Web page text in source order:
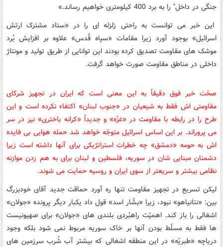
جنگی در داخل" را به برد 400 کیلومتری خواهیم رساند.»
این خبر می توانست به راحتی زلزله ای را در «ستاد مشترک ارتش
اسرائیل» بوجود آورد زیرا مقامات «سپاه قُدس» علاوه بر افزایش بُرد
موشک های مقاومت تصدیق کرده بودند این توانایی از طریق تولید و مونتاژ
داخلی در مناطق مقاومت صورت خواهد گرفت.
صحّت خبر فوق دقیقاً به این معنی است که ایران در تجهیز شرکای
مقاومتی اش فقط به شیعیان در «جنوب لبنان» اکتفاء نکرده است و این
طرح را در رابطه با مقاومت در «غزّه» و جدیداً «کرانه باختری» نیز در سر
می پروراند. بر این اساس اسرائیل متوجّه خواهد شد حمله هوایی بی فایده
اش به حومه «دمشق» چه خطرات استراتژیکی برای آنها داشته است زیرا
دشمنان مبنایی شان در سوریه، فلسطین و لبنان برای به هم زدن موازنه
نظامی بیشتر و سریعتر از سوی ایران و روسیه حمایت می شوند.
لیکن تسریع در تجهیز مقاومت تنها ره آورد حماقت جدید آقای خودبزرگ
بین: «نتانیاهو» نبود، زیرا «بشّار اسد» قول داد یکبار دیگر پرونده «جولان»
اشغالی را باز کند. اهمیّت راهبُردی بلندی های «جولان» برای صهیونیست
ها فقط به مسلّط بودن آنها بر خاک سوریه مربوط نمی شود بلکه وجود
دریاچه «طبریّه» در این منطقه اشغالی که بیشتر آب شُرب سرزمین های